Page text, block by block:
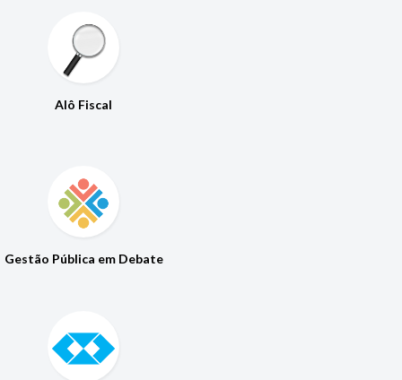
Alô Fiscal
Gestão Pública em Debate